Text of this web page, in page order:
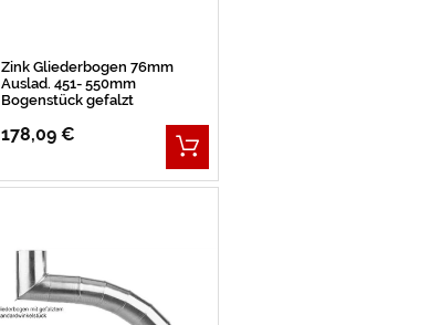
Zink Gliederbogen 76mm
Auslad. 451- 550mm
Bogenstück gefalzt
178,09 €